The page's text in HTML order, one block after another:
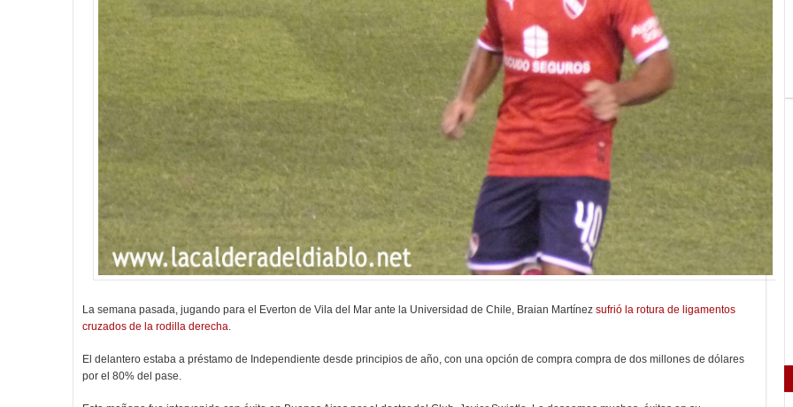
La semana pasada, jugando para el Everton de Vila del Mar ante la Universidad de Chile, Braian Martínez sufrió la rotura de ligamentos
cruzados de la rodilla derecha.
El delantero estaba a préstamo de Independiente desde principios de año, con una opción de compra compra de dos millones de dólares
por el 80% del pase.